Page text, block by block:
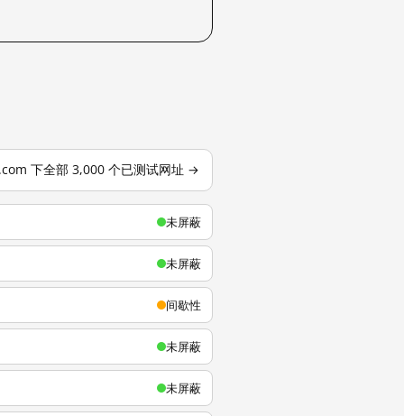
下全部 3,000 个已测试网址 →
未屏蔽
未屏蔽
间歇性
未屏蔽
未屏蔽